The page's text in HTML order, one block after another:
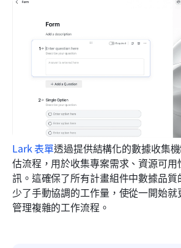
Lark 表單透過提供結構化的數據收集
估流程，用於收集專案需求、資源可
訊。這確保了所有計畫組件中數據品
少了手動協調的工作量，使從一開始
管理複雜的工作流程。